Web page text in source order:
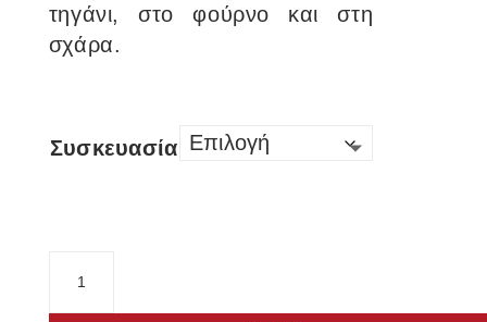
τηγάνι, στο φούρνο και στη
σχάρα.
Συσκευασία